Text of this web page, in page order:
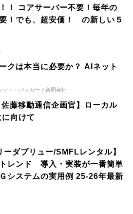
！ コアサーバー不要！毎年の
！でも、超安価！ の新しい５
クは本当に必要か？ AIネット
ット・パッカード合同会社
佐藤移動通信企画官】ローカル
向けて
ーダブリュー/SMFLレンタル】
レンド 導入・実装が一番簡単
システムの実用例 25-26年最新